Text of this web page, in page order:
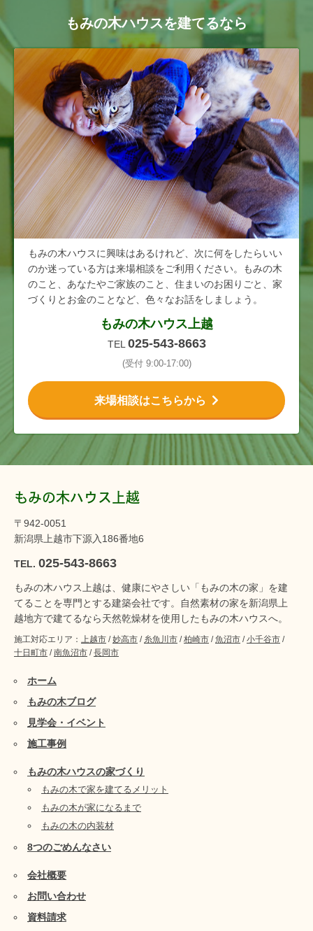
もみの木ハウスを建てるなら
もみの木ハウスに興味はあるけれど、次に何をしたらいい
のか迷っている方は来場相談をご利用ください。もみの木
のこと、あなたやご家族のこと、住まいのお困りごと、家
づくりとお金のことなど、色々なお話をしましょう。
もみの木ハウス上越
TEL 025-543-8663
(受付 9:00-17:00)
来場相談はこちらから
もみの木ハウス上越
〒942-0051
新潟県上越市下源入186番地6
TEL. 025-543-8663
もみの木ハウス上越は、健康にやさしい「もみの木の家」を建
てることを専門とする建築会社です。自然素材の家を新潟県上
越地方で建てるなら天然乾燥材を使用したもみの木ハウスへ。
施工対応エリア： 上越市 /妙高市 / 糸魚川市 /柏崎市 /魚沼市 /小千谷市 /
十日町市 /南魚沼市 /長岡市
ホーム
もみの木ブログ
見学会・イベント
施工事例
もみの木ハウスの家づくり
もみの木で家を建てるメリット
もみの木が家になるまで
もみの木の内装材
8つのごめんなさい
会社概要
お問い合わせ
資料請求